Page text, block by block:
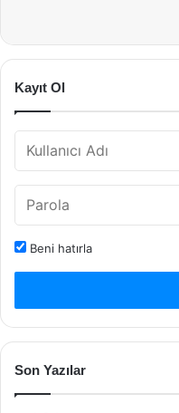
Kayıt Ol
Beni hatırla
Son Yazılar